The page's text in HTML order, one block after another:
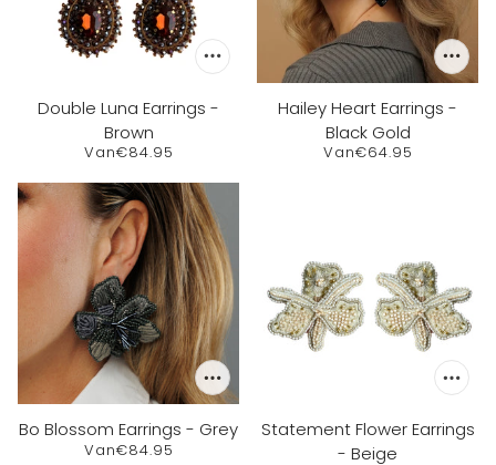
Double Luna Earrings -
Brown
Van€84.95
Hailey Heart Earrings -
Black Gold
Van€64.95
Bo Blossom Earrings - Grey
Van€84.95
Statement Flower Earrings
- Beige